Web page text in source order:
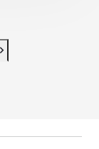
page
Last Page